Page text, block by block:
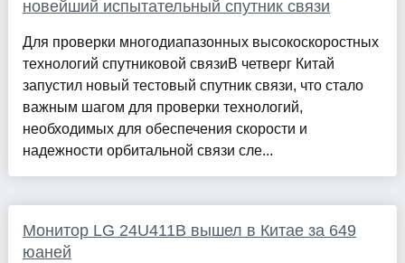
новейший испытательный спутник связи
Для проверки многодиапазонных высокоскоростных
технологий спутниковой связиВ четверг Китай
запустил новый тестовый спутник связи, что стало
важным шагом для проверки технологий,
необходимых для обеспечения скорости и
надежности орбитальной связи сле...
Монитор LG 24U411B вышел в Китае за 649
юаней